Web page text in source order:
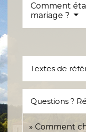
Comment
mariage ?
Textes de
Questions ?
Comment